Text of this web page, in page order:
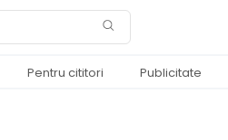
Pentru cititori Publicitate